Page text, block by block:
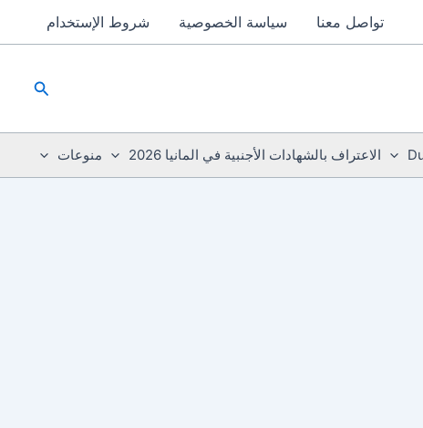
تواصل معنا سياسة الخصوصية شروط الإستخدام
البحث
الاعتراف بالشهادات الأجنبية في المانيا 2026 منوعات